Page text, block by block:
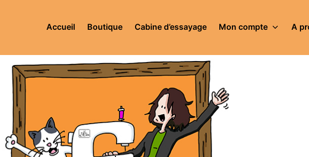
Accueil Boutique Cabine d’essayage Mon compte A